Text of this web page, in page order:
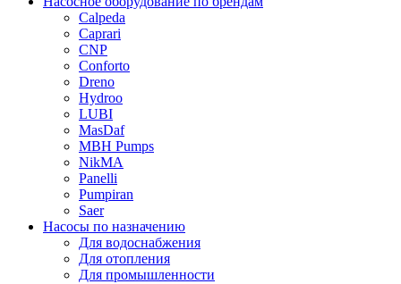
Calpeda
Caprari
CNP
Conforto
Dreno
Hydroo
LUBI
MasDaf
MBH Pumps
NikMA
Panelli
Pumpiran
Saer
Насосы по назначению
Для водоснабжения
Для отопления
Для промышленности